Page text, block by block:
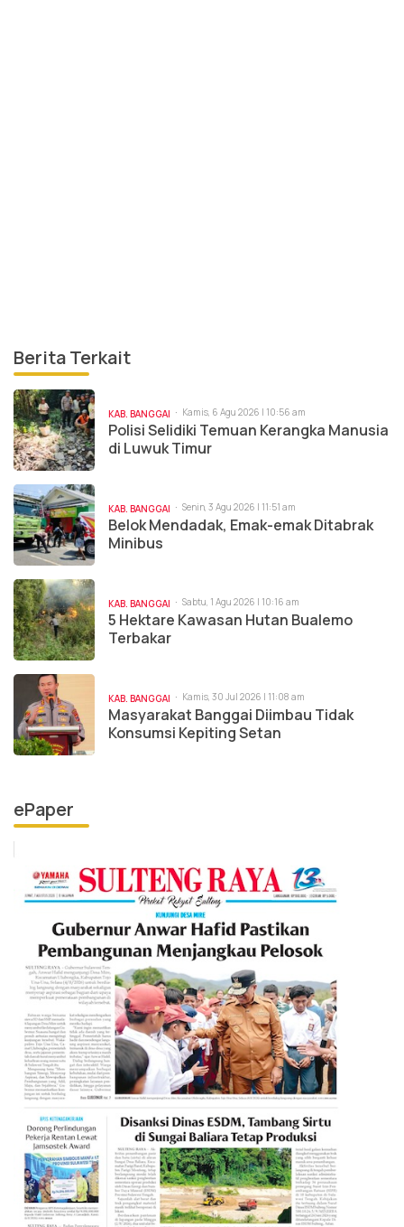
Berita Terkait
KAB. BANGGAI Kamis, 6 Agu 2026 | 10:56 am
Polisi Selidiki Temuan Kerangka Manusia
di Luwuk Timur
KAB. BANGGAI Senin, 3 Agu 2026 | 11:51 am
Belok Mendadak, Emak-emak Ditabrak
Minibus
KAB. BANGGAI Sabtu, 1 Agu 2026 | 10:16 am
5 Hektare Kawasan Hutan Bualemo
Terbakar
KAB. BANGGAI Kamis, 30 Jul 2026 | 11:08 am
Masyarakat Banggai Diimbau Tidak
Konsumsi Kepiting Setan
ePaper